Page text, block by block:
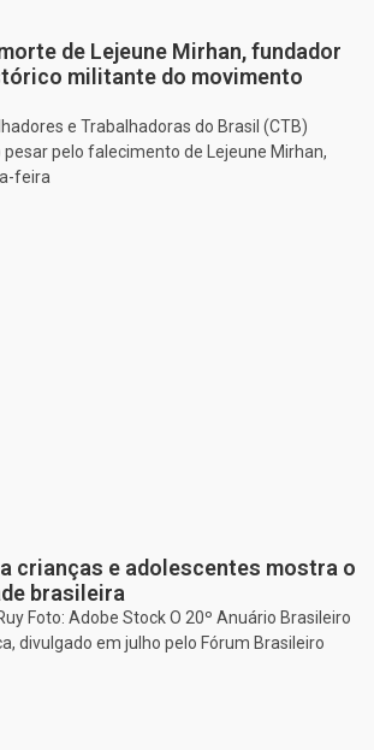
de Lejeune Mirhan, fundador
militante do movimento
e Trabalhadoras do Brasil (CTB)
pelo falecimento de Lejeune Mirhan,
feira
crianças e adolescentes mostra o
brasileira
Foto: Adobe Stock O 20º Anuário Brasileiro
divulgado em julho pelo Fórum Brasileiro